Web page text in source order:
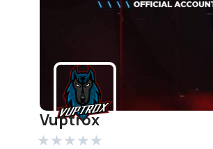
Vuptrox
★ ★ ★ ★ ★